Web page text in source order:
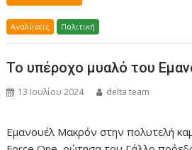
Αναλύσεις Πολιτική
Το υπέροχο μυαλό του
13 Ιουλίου 2024 delta team
Εμανουέλ Μακρόν στην πολυτελή